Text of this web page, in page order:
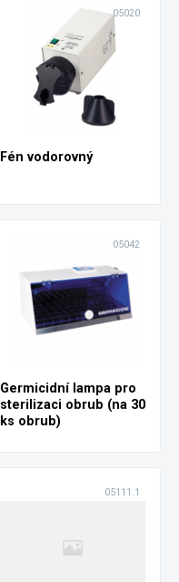
05020
Fén vodorovný
05042
Germicidní lampa pro
sterilizaci obrub (na 30
ks obrub)
05111.1